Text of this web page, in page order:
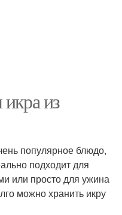
из
популярное блюдо,
подходит для
или просто для ужина
можно хранить икру